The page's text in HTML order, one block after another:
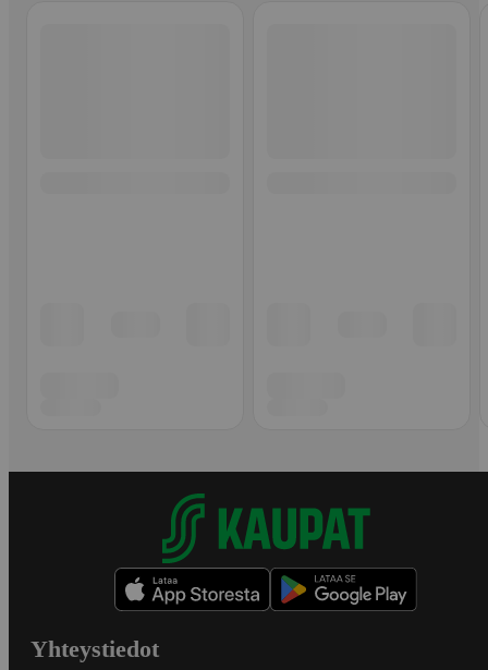
Yhteystiedot